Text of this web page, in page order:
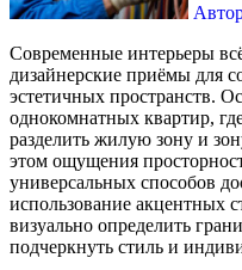
Современные интерьеры всё чаще используют различные
дизайнерские приёмы для
эстетичных пространств.
однокомнатных квартир,
разделить жилую зону и
этом ощущения
универсальных способов
использование акцентных
визуально определить
подчеркнуть стиль и